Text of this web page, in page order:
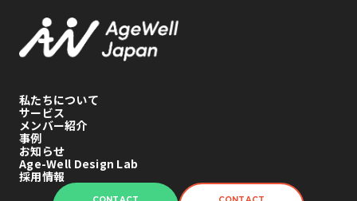
私たちについて
サービス
メンバー紹介
事例
お知らせ
Age-Well Design Lab
採用情報